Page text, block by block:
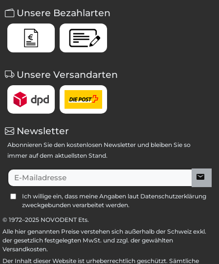
Unsere Bezahlarten
Unsere Versandarten
Newsletter
Abonnieren Sie den kostenlosen Newsletter und bleiben Sie so
immer auf dem aktuellsten Stand.
E-Mailadresse
Ich willige ein, dass meine Angaben laut Datenschutzerklärung
zweckgebunden verarbeitet werden.
© 1972–2025 NOVODENT Ets.
Alle hier genannten Preise verstehen sich außerhalb der Schweiz exkl.
der gesetzlich festgelegten MwSt. und zzgl. der gewählten
Versandkosten.
Der Inhalt dieser Website ist urheberrechtlich geschützt. Sämtliche